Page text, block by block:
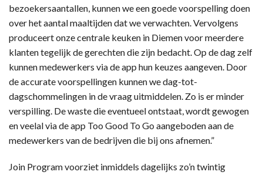
bezoekersaantallen, kunnen we een goede voorspelling doen
over het aantal maaltijden dat we verwachten. Vervolgens
produceert onze centrale keuken in Diemen voor meerdere
klanten tegelijk de gerechten die zijn bedacht. Op de dag zelf
kunnen medewerkers via de app hun keuzes aangeven. Door
de accurate voorspellingen kunnen we dag-tot-
dagschommelingen in de vraag uitmiddelen. Zo is er minder
verspilling. De waste die eventueel ontstaat, wordt gewogen
en veelal via de app Too Good To Go aangeboden aan de
medewerkers van de bedrijven die bij ons afnemen.”
Join Program voorziet inmiddels dagelijks zo’n twintig